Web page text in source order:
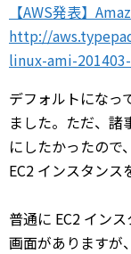
【AWS発表】
http://
linux-ami-
デフォルトになっ
ました。ただ、諸
にしたかったので
EC2 インスタンス
普通に EC2 イン
画面がありますが